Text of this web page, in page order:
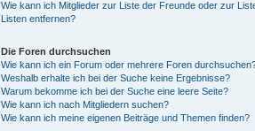
Wie kann ich Mitglieder zur Liste der Freunde oder zur
Listen entfernen?
Die Foren durchsuchen
Wie kann ich ein Forum oder mehrere Foren
Weshalb erhalte ich bei der Suche keine Ergebnisse?
Warum bekomme ich bei der Suche eine leere Seite?
Wie kann ich nach Mitgliedern suchen?
Wie kann ich meine eigenen Beiträge und Themen finden?